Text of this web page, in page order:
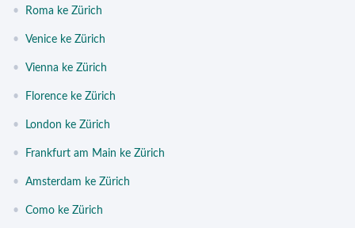
• Roma ke Zürich
• Venice ke Zürich
• Vienna ke Zürich
• Florence ke Zürich
• London ke Zürich
• Frankfurt am Main ke Zürich
• Amsterdam ke Zürich
• Como ke Zürich